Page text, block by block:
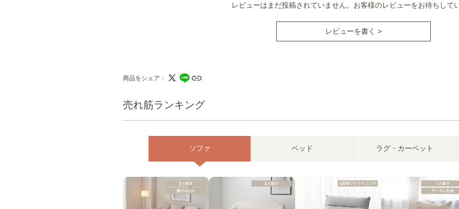
売れ筋ランキング
ソファ ベッド ラグ・カーペット
レビューはまだ投稿されていません。お客様のレビューをお待ちして
レビューを書く >
商品をシェア